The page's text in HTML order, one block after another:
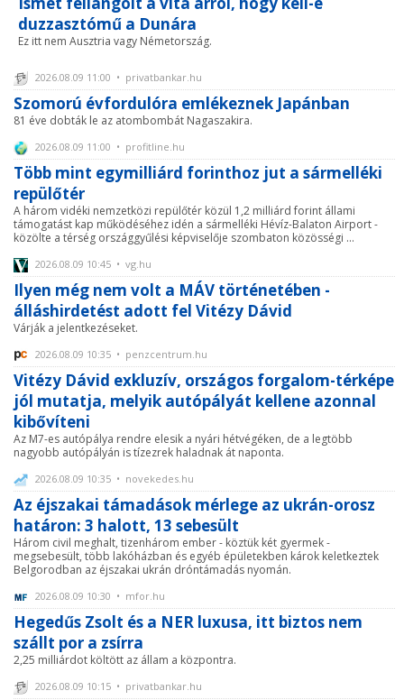
duzzasztómű a Dunára
Ez itt nem Ausztria vagy Németország.
2026.08.09 11:00 • privatbankar.hu
Szomorú évfordulóra emlékeznek Japánban
81 éve dobták le az atombombát Nagaszakira.
2026.08.09 11:00 • profitline.hu
Több mint egymilliárd forinthoz jut a sármelléki
repülőtér
A három vidéki nemzetközi repülőtér közül 1,2 milliárd forint állami
támogatást kap működéséhez idén a sármelléki Hévíz-Balaton Airport -
közölte a térség országgyűlési képviselője szombaton közösségi ...
2026.08.09 10:45 • vg.hu
Ilyen még nem volt a MÁV történetében -
álláshirdetést adott fel Vitézy Dávid
Várják a jelentkezéseket.
2026.08.09 10:35 • penzcentrum.hu
Vitézy Dávid exkluzív, országos forgalom-térképe
jól mutatja, melyik autópályát kellene azonnal
kibővíteni
Az M7-es autópálya rendre elesik a nyári hétvégéken, de a legtöbb
nagyobb autópályán is tízezrek haladnak át naponta.
2026.08.09 10:35 • novekedes.hu
Az éjszakai támadások mérlege az ukrán-orosz
határon: 3 halott, 13 sebesült
Három civil meghalt, tizenhárom ember - köztük két gyermek -
megsebesült, több lakóházban és egyéb épületekben károk keletkeztek
Belgorodban az éjszakai ukrán dróntámadás nyomán.
2026.08.09 10:30 • mfor.hu
Hegedűs Zsolt és a NER luxusa, itt biztos nem
szállt por a zsírra
2,25 milliárdot költött az állam a központra.
2026.08.09 10:15 • privatbankar.hu